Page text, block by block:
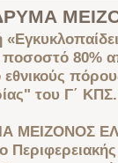
80%
του Γ΄ ΚΠΣ.
ΜΕΙΖΟΝΟΣ